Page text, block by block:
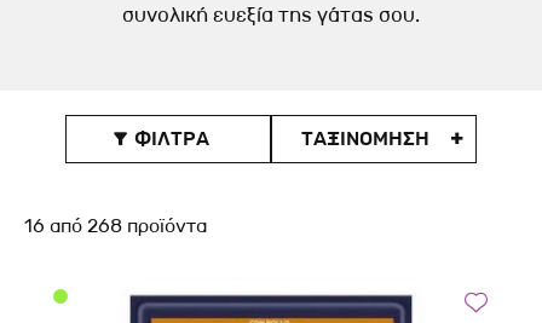
συνολική ευεξία της γάτας σου.
 ΦΙΛΤΡΑ ΤΑΞΙΝOΜΗΣΗ
16 από268 προϊόντα